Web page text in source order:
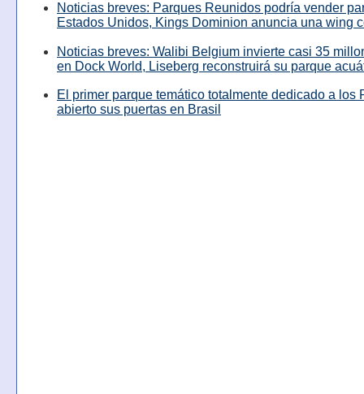
Noticias breves: Parques Reunidos podría vender
Estados Unidos, Kings Dominion anuncia una wing
Noticias breves: Walibi Belgium invierte casi 35
en Dock World, Liseberg reconstruirá su parque
El primer parque temático totalmente dedicado a los
abierto sus puertas en Brasil